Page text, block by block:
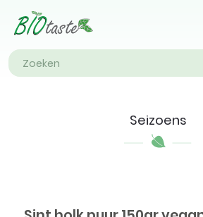
Seizoens